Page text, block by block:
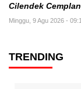
Cilendek
Minggu, 9 Agu 2026 -
TRENDING